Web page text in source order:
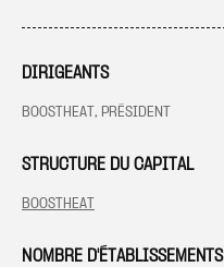
DIRIGEANTS
BOOSTHEAT, PRÉSIDENT
STRUCTURE DU CAPITAL
BOOSTHEAT
NOMBRE D'ÉTABLISSEMENTS